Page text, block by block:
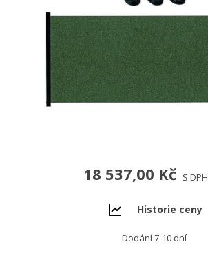
18 537,00 Kč S DPH
Historie ceny
Dodání 7-10 dní